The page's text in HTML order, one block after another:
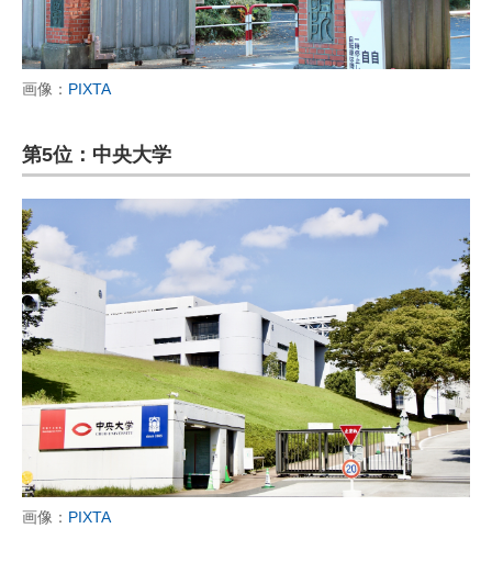
画像： PIXTA
第5位：中央大学
画像： PIXTA